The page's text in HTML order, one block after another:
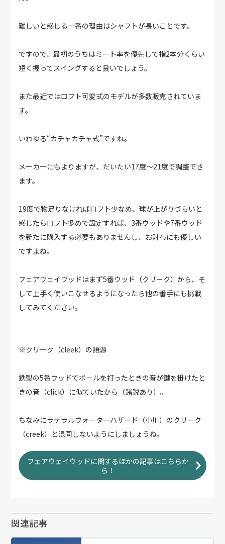
難しいと感じる一番の理由はシャフトが長いことです。
ですので、最初のうちはミート率を優先して指2本分くらい
短く握ってスイングすると良いでしょう。
また最近ではロフト可変式のモデルが多数販売されていま
す。
いわゆる“カチャカチャ式”ですね。
メーカーにもよりますが、だいたい17度～21度で調整でき
ます。
19度で物足りなければロフト少なめ、球が上がりづらいと
感じたらロフト多めで設定すれば、3番ウッドや7番ウッド
を新たに購入する必要もありませんし、お財布にも優しい
ですよね。
フェアウェイウッドはまず5番ウッド（クリーク）から、そ
して上手く使いこなせるようになったら他の番手にも挑戦
してみてください。
※クリーク（cleek）の語源
鉄製の5番ウッドでボールを打ったときの音が鍵を掛けたと
きの音（click）に似ていたから（諸説あり）。
ちなみにラテラルウォーターハザード（小川）のクリーク
（creek）と混同しないようにしましょうね。
フェアウェイウッドに関するほかの記事はこちらか
ら！
関連記事